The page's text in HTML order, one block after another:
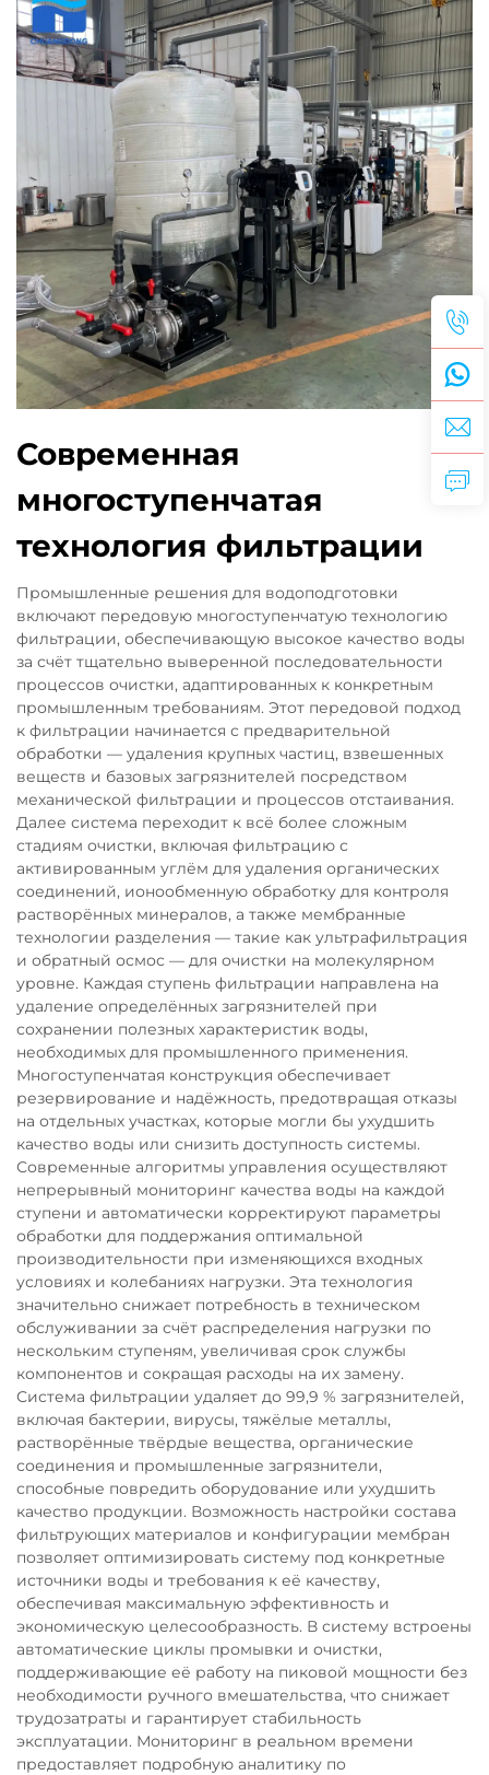
Современная
многоступенчатая
технология фильтрации
Промышленные решения для водоподготовки
включают передовую многоступенчатую технологию
фильтрации, обеспечивающую высокое качество воды
за счёт тщательно выверенной последовательности
процессов очистки, адаптированных к конкретным
промышленным требованиям. Этот передовой подход
к фильтрации начинается с предварительной
обработки — удаления крупных частиц, взвешенных
веществ и базовых загрязнителей посредством
механической фильтрации и процессов отстаивания.
Далее система переходит к всё более сложным
стадиям очистки, включая фильтрацию с
активированным углём для удаления органических
соединений, ионообменную обработку для контроля
растворённых минералов, а также мембранные
технологии разделения — такие как ультрафильтрация
и обратный осмос — для очистки на молекулярном
уровне. Каждая ступень фильтрации направлена на
удаление определённых загрязнителей при
сохранении полезных характеристик воды,
необходимых для промышленного применения.
Многоступенчатая конструкция обеспечивает
резервирование и надёжность, предотвращая отказы
на отдельных участках, которые могли бы ухудшить
качество воды или снизить доступность системы.
Современные алгоритмы управления осуществляют
непрерывный мониторинг качества воды на каждой
ступени и автоматически корректируют параметры
обработки для поддержания оптимальной
производительности при изменяющихся входных
условиях и колебаниях нагрузки. Эта технология
значительно снижает потребность в техническом
обслуживании за счёт распределения нагрузки по
нескольким ступеням, увеличивая срок службы
компонентов и сокращая расходы на их замену.
Система фильтрации удаляет до 99,9 % загрязнителей,
включая бактерии, вирусы, тяжёлые металлы,
растворённые твёрдые вещества, органические
соединения и промышленные загрязнители,
способные повредить оборудование или ухудшить
качество продукции. Возможность настройки состава
фильтрующих материалов и конфигурации мембран
позволяет оптимизировать систему под конкретные
источники воды и требования к её качеству,
обеспечивая максимальную эффективность и
экономическую целесообразность. В систему встроены
автоматические циклы промывки и очистки,
поддерживающие её работу на пиковой мощности без
необходимости ручного вмешательства, что снижает
трудозатраты и гарантирует стабильность
эксплуатации. Мониторинг в реальном времени
предоставляет подробную аналитику по